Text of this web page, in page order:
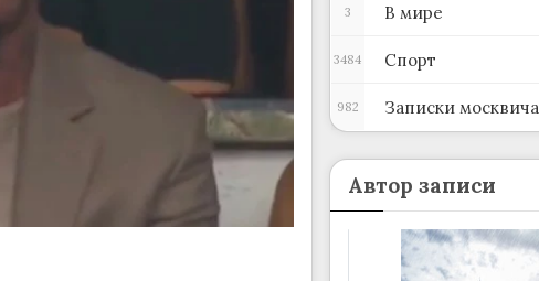
В мире
3
Спорт
3484
Записки москвича
982
Автор записи